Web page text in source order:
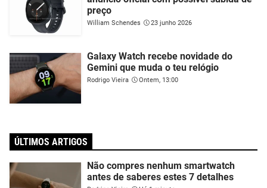
preço
William Schendes 23 junho 2026
Galaxy Watch recebe novidade do
Gemini que muda o teu relógio
Rodrigo Vieira Ontem, 13:00
ÚLTIMOS ARTIGOS
Não compres nenhum smartwatch
antes de saberes estes 7 detalhes